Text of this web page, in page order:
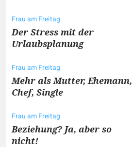
Frau am Freitag
Der Stress mit der
Urlaubsplanung
Frau am Freitag
Mehr als Mutter, Ehemann,
Chef, Single
Frau am Freitag
Beziehung? Ja, aber so
nicht!